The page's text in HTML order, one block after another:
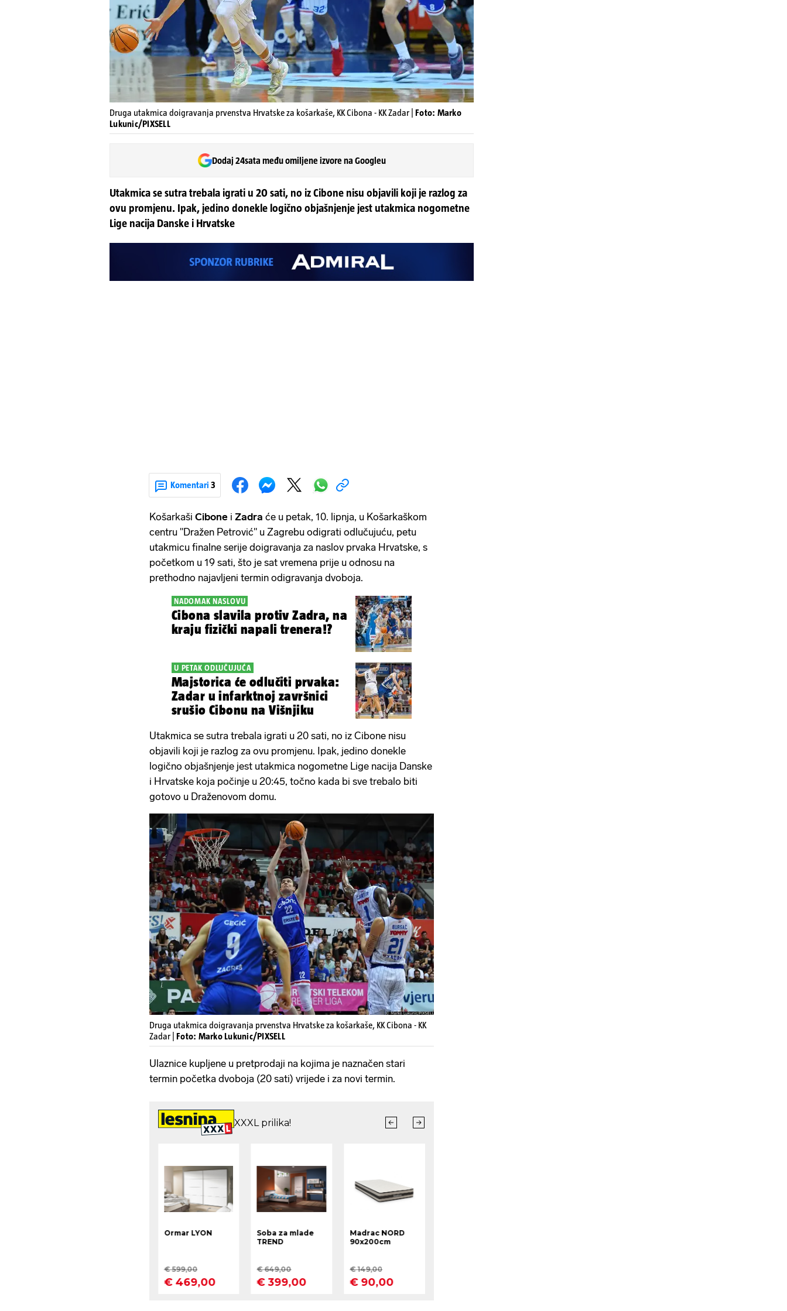
Druga utakmica doigravanja prvenstva Hrvatske za košarkaše, KK Cibona - KK Zadar | Foto: Marko
Lukunic/PIXSELL
Dodaj 24sata među omiljene izvore na Googleu
Utakmica se sutra trebala igrati u 20 sati, no iz Cibone nisu objavili koji je razlog za
ovu promjenu. Ipak, jedino donekle logično objašnjenje jest utakmica nogometne
Lige nacija Danske i Hrvatske
Komentari 3
Košarkaši Cibone i Zadra će u petak, 10. lipnja, u Košarkaškom
centru "Dražen Petrović" u Zagrebu odigrati odlučujuću, petu
utakmicu finalne serije doigravanja za naslov prvaka Hrvatske, s
početkom u 19 sati, što je sat vremena prije u odnosu na
prethodno najavljeni termin odigravanja dvoboja.
NADOMAK NASLOVU
Cibona slavila protiv Zadra, na
kraju fizički napali trenera!?
U PETAK ODLUČUJUĆA
Majstorica će odlučiti prvaka:
Zadar u infarktnoj završnici
srušio Cibonu na Višnjiku
Utakmica se sutra trebala igrati u 20 sati, no iz Cibone nisu
objavili koji je razlog za ovu promjenu. Ipak, jedino donekle
logično objašnjenje jest utakmica nogometne Lige nacija Danske
i Hrvatske koja počinje u 20:45, točno kada bi sve trebalo biti
gotovo u Draženovom domu.
Druga utakmica doigravanja prvenstva Hrvatske za košarkaše, KK Cibona - KK
Zadar | Foto: Marko Lukunic/PIXSELL
Ulaznice kupljene u pretprodaji na kojima je naznačen stari
termin početka dvoboja (20 sati) vrijede i za novi termin.